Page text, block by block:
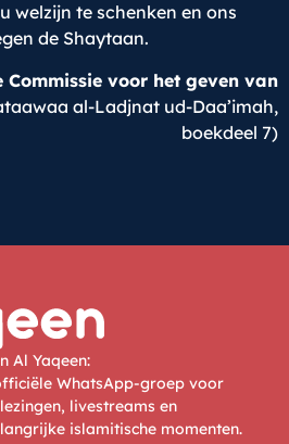
welzijn te schenken en ons
de Shaytaan.
Commissie voor het geven van
al-Ladjnat ud-Daa’imah,
boekdeel 7)
Al Yaqeen:
WhatsApp-groep voor
livestreams en
islamitische momenten.